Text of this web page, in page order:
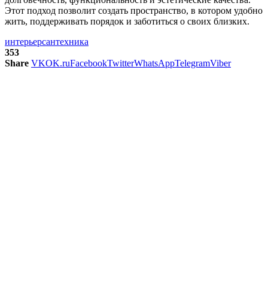
Этот подход позволит создать пространство, в котором удобно
жить, поддерживать порядок и заботиться о своих близких.
интерьерсантехника
353
Share VKOK.ruFacebookTwitterWhatsAppTelegramViber